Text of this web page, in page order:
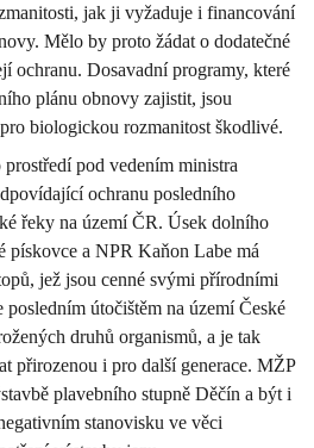
jak ji vyžaduje i financování
Mělo by proto žádat o dodatečné
ochranu. Dosavadní programy, které
plánu obnovy zajistit, jsou
biologickou rozmanitost škodlivé.
pod vedením ministra
ochranu posledního
řeky na území ČR. Úsek dolního
a NPR Kaňon Labe má
jež jsou cenné svými přírodními
útočištěm na území České
druhů organismů, a je tak
přirozenou i pro další generace. MŽP
plavebního stupně Děčín a být i
stanovisku ve věci